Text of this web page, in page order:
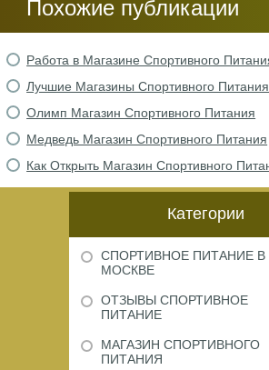
Похожие публикации
Работа в Магазине Спортивного
Лучшие Магазины Спортивного Питания
Олимп Магазин Спортивного Питания
Медведь Магазин Спортивного Питания
Как Открыть Магазин Спортивного
Категории
СПОРТИВНОЕ ПИТАНИЕ В
МОСКВЕ
ОТЗЫВЫ СПОРТИВНОЕ
ПИТАНИЕ
МАГАЗИН СПОРТИВНОГО
ПИТАНИЯ